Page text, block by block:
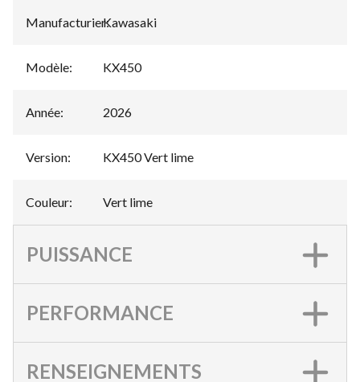
Manufacturier:
Kawasaki
Modèle: KX450
Année: 2026
Version: KX450 Vert lime
Couleur: Vert lime
PUISSANCE
PERFORMANCE
RENSEIGNEMENTS